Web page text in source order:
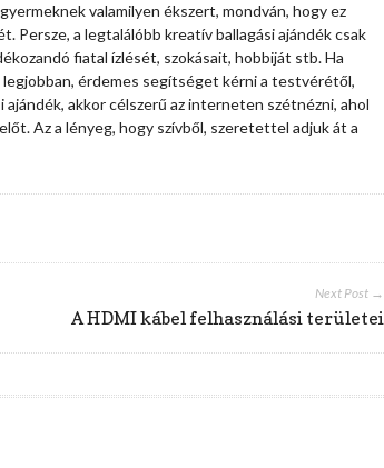
valamilyen ékszert, mondván, hogy ez
Persze, a legtalálóbb kreatív ballagási ajándék csak
fiatal ízlését, szokásait, hobbiját stb. Ha
legjobban, érdemes segítséget kérni a testvérétől,
ajándék, akkor célszerű az interneten szétnézni, ahol
Az a lényeg, hogy szívből, szeretettel adjuk át a
Next Post →
A HDMI kábel felhasználási területei